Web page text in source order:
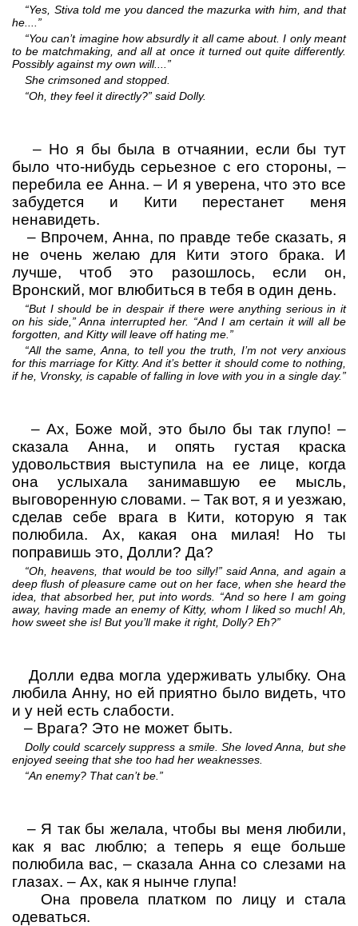
“Yes, Stiva told me you danced the mazurka with him, and that
he....”
“You can’t imagine how absurdly it all came about. I only meant
to be matchmaking, and all at once it turned out quite differently.
Possibly against my own will....”
She crimsoned and stopped.
“Oh, they feel it directly?” said Dolly.
– Но я бы была в отчаянии, если бы тут
было что-нибудь серьезное с его стороны, –
перебила ее Анна. – И я уверена, что это все
забудется и Кити перестанет меня
ненавидеть.
– Впрочем, Анна, по правде тебе сказать, я
не очень желаю для Кити этого брака. И
лучше, чтоб это разошлось, если он,
Вронский, мог влюбиться в тебя в один день.
“But I should be in despair if there were anything serious in it
on his side,” Anna interrupted her. “And I am certain it will all be
forgotten, and Kitty will leave off hating me.”
“All the same, Anna, to tell you the truth, I’m not very anxious
for this marriage for Kitty. And it’s better it should come to nothing,
if he, Vronsky, is capable of falling in love with you in a single day.”
– Ах, Боже мой, это было бы так глупо! –
сказала Анна, и опять густая краска
удовольствия выступила на ее лице, когда
она услыхала занимавшую ее мысль,
выговоренную словами. – Так вот, я и уезжаю,
сделав себе врага в Кити, которую я так
полюбила. Ах, какая она милая! Но ты
поправишь это, Долли? Да?
“Oh, heavens, that would be too silly!” said Anna, and again a
deep flush of pleasure came out on her face, when she heard the
idea, that absorbed her, put into words. “And so here I am going
away, having made an enemy of Kitty, whom I liked so much! Ah,
how sweet she is! But you’ll make it right, Dolly? Eh?”
Долли едва могла удерживать улыбку. Она
любила Анну, но ей приятно было видеть, что
и у ней есть слабости.
– Врага? Это не может быть.
Dolly could scarcely suppress a smile. She loved Anna, but she
enjoyed seeing that she too had her weaknesses.
“An enemy? That can’t be.”
– Я так бы желала, чтобы вы меня любили,
как я вас люблю; а теперь я еще больше
полюбила вас, – сказала Анна со слезами на
глазах. – Ах, как я нынче глупа!
Она провела платком по лицу и стала
одеваться.